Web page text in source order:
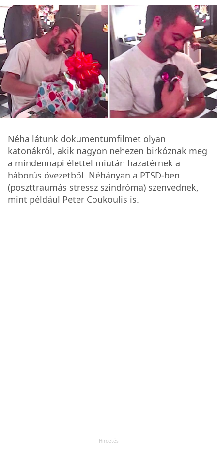
Néha látunk dokumentumfilmet olyan
katonákról, akik nagyon nehezen birkóznak meg
a mindennapi élettel miután hazatérnek a
háborús övezetből. Néhányan a PTSD-ben
(poszttraumás stressz szindróma) szenvednek,
mint például Peter Coukoulis is.